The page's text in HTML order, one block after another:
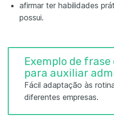
afirmar ter habilidades
possui.
Exemplo de
para auxiliar
Fácil adaptação às
diferentes empresas.